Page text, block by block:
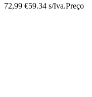
72,99 €59.34 s/Iva.Preço